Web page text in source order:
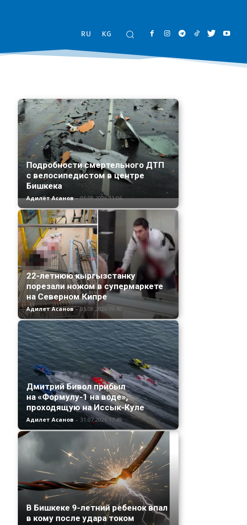
RU KG
Подробности смертельного ДТП
с велосипедистом в центре
Бишкека
Адилет Асанов - 05.08.2026 11:06
22-летнюю кыргызстанку
порезали ножом в супермаркете
на Северном Кипре
Адилет Асанов - 05.08.2026 09:40
Дмитрий Бивол прибыл
на «Формулу-1 на воде»,
проходящую на Иссык-Куле
Адилет Асанов - 31.07.2026 17:49
В Бишкеке 9-летний ребенок впал
в кому после удара током